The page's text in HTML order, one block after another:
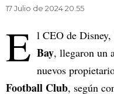
17 Julio de 2024 20.55
E l CEO de Disney,
Bay, llegaron un
nuevos
Football Club, según